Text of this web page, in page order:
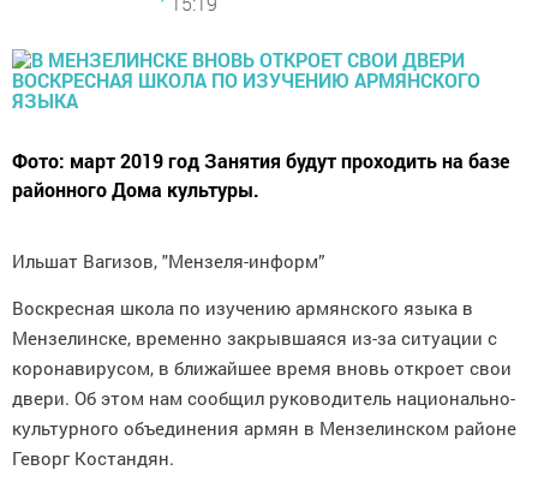
Фото: март 2019 год Занятия будут проходить на базе
районного Дома культуры.
Ильшат Вагизов, "Мензеля-информ”
Воскресная школа по изучению армянского языка в
Мензелинске, временно закрывшаяся из-за ситуации с
коронавирусом, в ближайшее время вновь откроет свои
двери. Об этом нам сообщил руководитель национально-
культурного объединения армян в Мензелинском районе
Геворг Костандян.